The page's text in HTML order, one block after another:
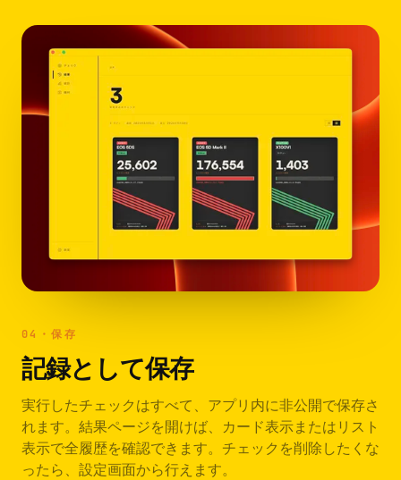
04・保存
記録として保存
実行したチェックはすべて、アプリ内に非公開で保存さ
れます。結果ページを開けば、カード表示またはリスト
表示で全履歴を確認できます。チェックを削除したくな
ったら、設定画面から行えます。